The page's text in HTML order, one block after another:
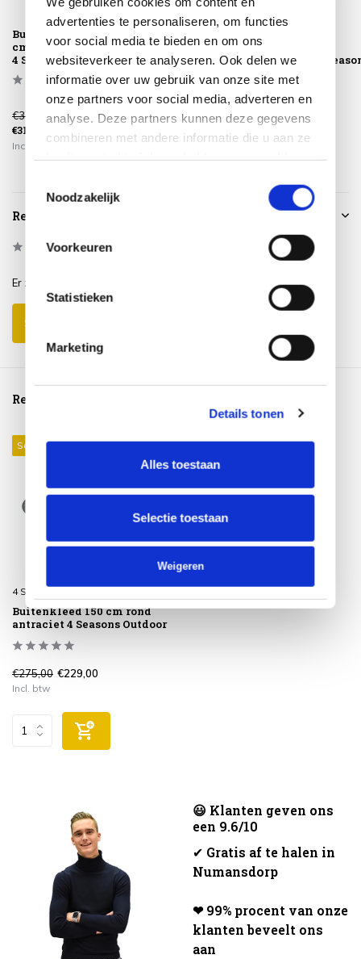
advertenties te personaliseren, om functies
voor social media te bieden en om ons
websiteverkeer te analyseren. Ook delen we
informatie over uw gebruik van onze site met
onze partners voor social media, adverteren en
analyse. Deze partners kunnen deze gegevens
combineren met andere informatie die u aan ze
Noodzakelijk
Voorkeuren
Statistieken
Marketing
Details tonen
Alles toestaan
Selectie toestaan
Weigeren
Buitenkleed 200
cm rond antraciet
4 Seasons Outdoo...
€375,00
€319,00
Incl. btw
Buitenkleed
160x240 cm
antraciet 4 Seasons
Outdoor
€399,00
€339,00
Incl. btw
antraciet 4
Outdoor
€549,00
€465,00
Incl. btw
Reviews
0/5 Based on 0 reviews
Er zijn nog geen reviews geschreven over dit product..
Schrijf je eigen review
Reeds bekeken
Sale 17%
4 Seasons Outdoor
Buitenkleed 150 cm rond
antraciet 4 Seasons Outdoor
€275,00 €229,00
Incl. btw
😃 Klanten geven ons
een 9.6/10
✔ Gratis af te halen in
Numansdorp
❤ 99% procent van onze
klanten beveelt ons
aan